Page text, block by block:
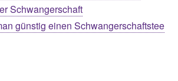
Schwangerschaft
günstig einen Schwangerschaftstee